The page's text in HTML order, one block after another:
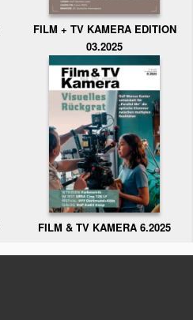
FILM + TV KAMERA EDITION
03.2025
FILM & TV KAMERA 6.2025